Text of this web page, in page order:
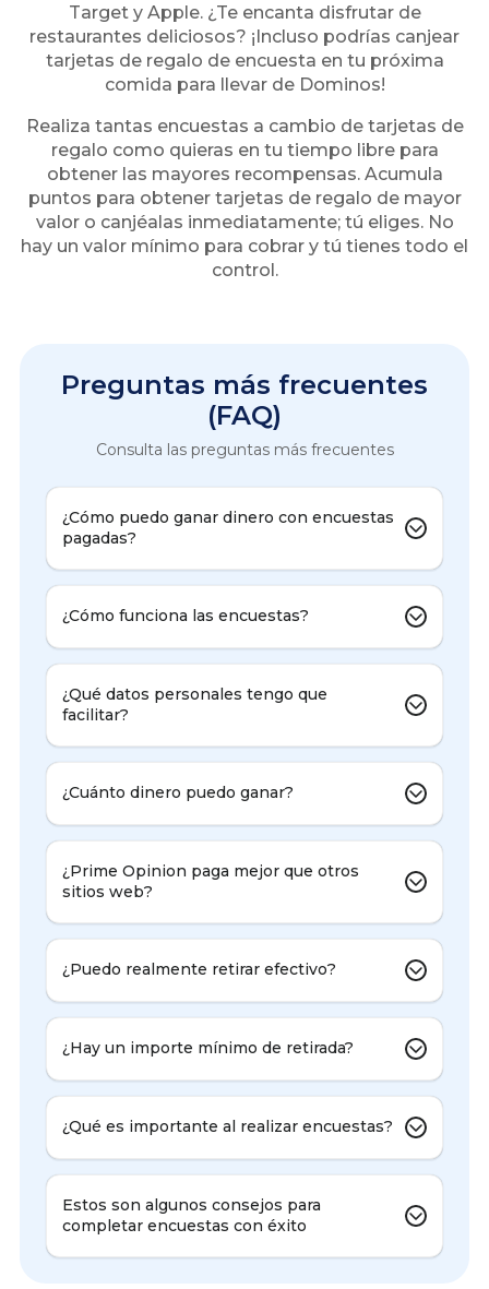
Target y Apple. ¿Te encanta disfrutar de
restaurantes deliciosos? ¡Incluso podrías canjear
tarjetas de regalo de encuesta en tu próxima
comida para llevar de Dominos!
Realiza tantas encuestas a cambio de tarjetas de
regalo como quieras en tu tiempo libre para
obtener las mayores recompensas. Acumula
puntos para obtener tarjetas de regalo de mayor
valor o canjéalas inmediatamente; tú eliges. No
hay un valor mínimo para cobrar y tú tienes todo el
control.
Preguntas más frecuentes
(FAQ)
Consulta las preguntas más frecuentes
¿Cómo puedo ganar dinero con encuestas
pagadas?
¿Cómo funciona las encuestas?
¿Qué datos personales tengo que
facilitar?
¿Cuánto dinero puedo ganar?
¿Prime Opinion paga mejor que otros
sitios web?
¿Puedo realmente retirar efectivo?
¿Hay un importe mínimo de retirada?
¿Qué es importante al realizar encuestas?
Estos son algunos consejos para
completar encuestas con éxito